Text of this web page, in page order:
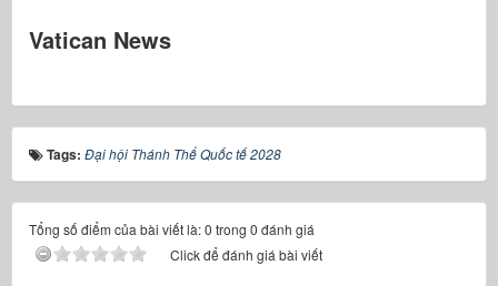
Vatican News
Tags: Đại hội Thánh Thể Quốc tế 2028
Tổng số điểm của bài viết là: 0 trong 0 đánh giá
Click để đánh giá bài viết